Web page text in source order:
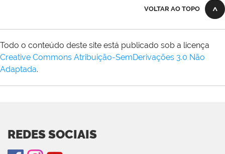
VOLTAR AO TOPO
Todo o conteúdo deste site está publicado sob a licença
Creative Commons Atribuição-SemDerivações 3.0 Não
Adaptada.
REDES SOCIAIS